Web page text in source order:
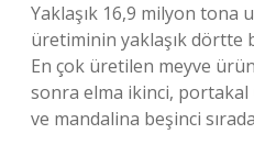
Yaklaşık 16,9 milyon tona
üretiminin yaklaşık dörtte
En çok üretilen meyve
sonra elma ikinci,
ve mandalina beşinci